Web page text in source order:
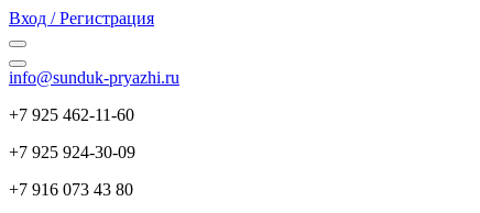
Вход / Регистрация
info@sunduk-pryazhi.ru
+7 925 462-11-60
+7 925 924-30-09
+7 916 073 43 80